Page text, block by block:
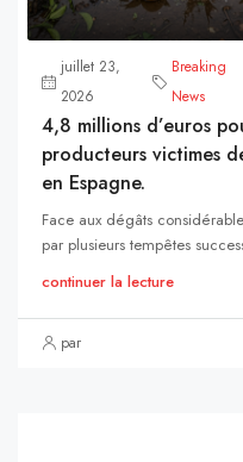
juillet 23,
2026
Breaking
News
4,8 millions d’euros
producteurs victimes
en Espagne.
Face aux dégâts
par plusieurs tempêtes
continuer la lecture
par